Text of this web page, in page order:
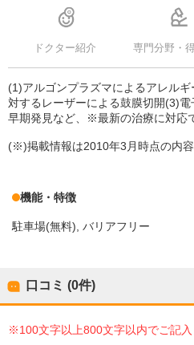
ドクター紹介 専門分野・
(1)アルゴンプラズマによるアレル
対するレーザーによる鼓膜切開(3)
早期発見など、※最新の治療に対応
(※)掲載情報は2010年3月時点の内容
機能・特徴
駐車場(無料) バリアフリー
口コミ (0件)
※100文字以上800文字以内でご記